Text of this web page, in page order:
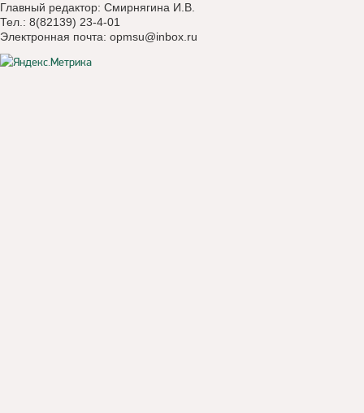
Главный редактор: Смирнягина И.В.
Тел.: 8(82139) 23-4-01
Электронная почта: opmsu@inbox.ru